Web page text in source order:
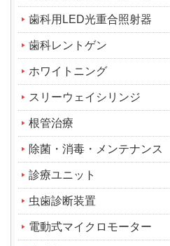
歯科用LED光重合照射器
歯科レントゲン
ホワイトニング
スリーウェイシリンジ
根管治療
除菌・消毒・メンテナンス
診療ユニット
虫歯診断装置
電動式マイクロモーター